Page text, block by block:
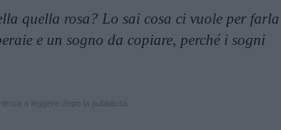
quella rosa? Lo sai cosa ci vuole per farla
e un sogno da copiare, perché i sogni